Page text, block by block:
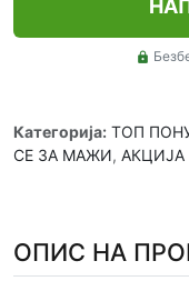
lock
Категорија: ТОП
СЕ ЗА МАЖИ, АКЦИЈА
ОПИС НА